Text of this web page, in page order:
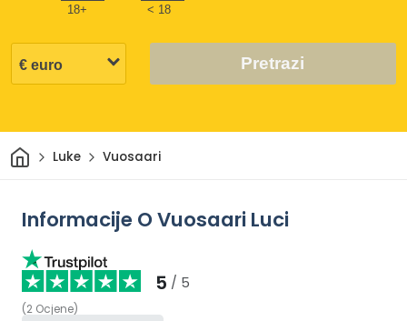
18+ < 18
Pretrazi
DomLuke Vuosaari
Informacije O Vuosaari Luci
5 / 5
(2 Ocjene)